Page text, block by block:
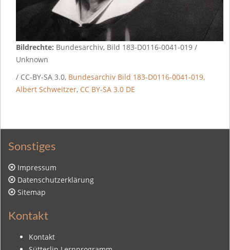
Bildrechte: Bundesarchiv, Bild 183-D0116-0041-019 /
Unknown
/ CC-BY-SA 3.0, Bundesarchiv Bild 183-D0116-0041-019,
Albert Schweitzer, CC BY-SA 3.0 DE
Sonstiges
Impressum
Datenschutzerklärung
Sitemap
Kontakt
Kontakt